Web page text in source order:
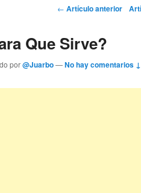
Post navigation
← Artículo anterior
Que Sirve?
por@Juarbo—No hay comentarios ↓